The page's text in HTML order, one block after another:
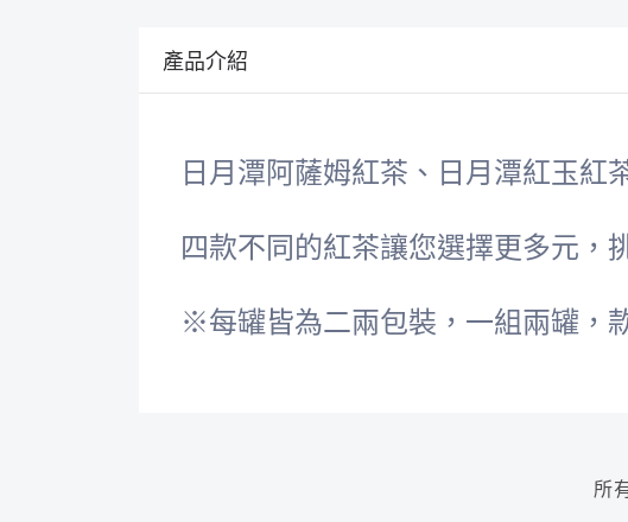
產品介紹
日月潭阿薩姆紅茶、日月潭紅玉紅
四款不同的紅茶讓您選擇更多元，
※每罐皆為二兩包裝，一組兩罐，
所